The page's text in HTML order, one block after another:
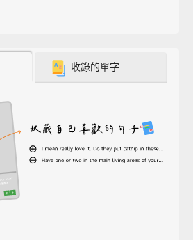
收錄的單字